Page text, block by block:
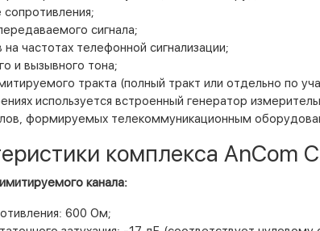
сигнала;
частотах телефонной сигнализации;
и вызывного тона;
тракта (полный тракт или отдельно по
используется встроенный генератор
формируемых телекоммуникационным
комплекса AnCom
канала:
600 Ом;